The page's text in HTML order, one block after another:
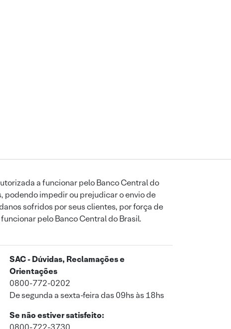
a funcionar pelo Banco Central do
podendo impedir ou prejudicar o envio de
sofridos por seus clientes, por força de
pelo Banco Central do Brasil.
SAC - Dúvidas, Reclamações e
Orientações
0800-772-0202
De segunda a sexta-feira das 09hs às 18hs
Se não estiver satisfeito: